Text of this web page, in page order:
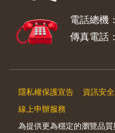
電話總機
傳真電話
隱私權保護宣告 資訊安
線上申辦服務
為提供更為穩定的瀏覽品